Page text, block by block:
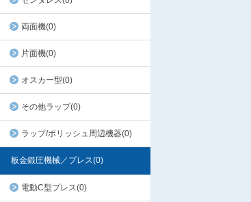
両面機(0)
片面機(0)
オスカー型(0)
その他ラップ(0)
ラップ/ポリッシュ周辺機器(0)
板金鍛圧機械／プレス(0)
電動C型プレス(0)